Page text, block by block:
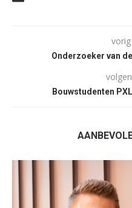
Onderzoeker van
Bouwstudenten